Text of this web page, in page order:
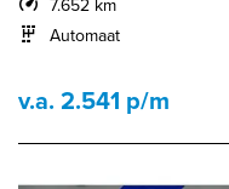
Automaat
v.a. 2.541 p/m